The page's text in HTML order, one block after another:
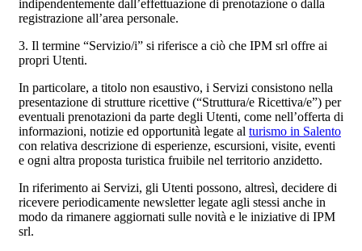
indipendentemente dall’effettuazione di prenotazione o dalla
registrazione all’area personale.
3. Il termine “Servizio/i” si riferisce a ciò che IPM srl offre ai
propri Utenti.
In particolare, a titolo non esaustivo, i Servizi consistono nella
presentazione di strutture ricettive (“Struttura/e Ricettiva/e”) per
eventuali prenotazioni da parte degli Utenti, come nell’offerta di
informazioni, notizie ed opportunità legate al turismo in Salento
con relativa descrizione di esperienze, escursioni, visite, eventi
e ogni altra proposta turistica fruibile nel territorio anzidetto.
In riferimento ai Servizi, gli Utenti possono, altresì, decidere di
ricevere periodicamente newsletter legate agli stessi anche in
modo da rimanere aggiornati sulle novità e le iniziative di IPM
srl.